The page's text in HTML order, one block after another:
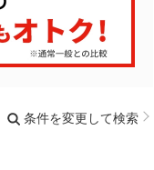
条件を変更して検索